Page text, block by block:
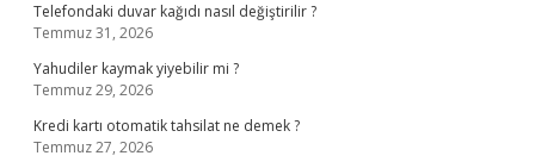
Telefondaki duvar kağıdı nasıl değiştirilir ?
Temmuz 31, 2026
Yahudiler kaymak yiyebilir mi ?
Temmuz 29, 2026
Kredi kartı otomatik tahsilat ne demek ?
Temmuz 27, 2026